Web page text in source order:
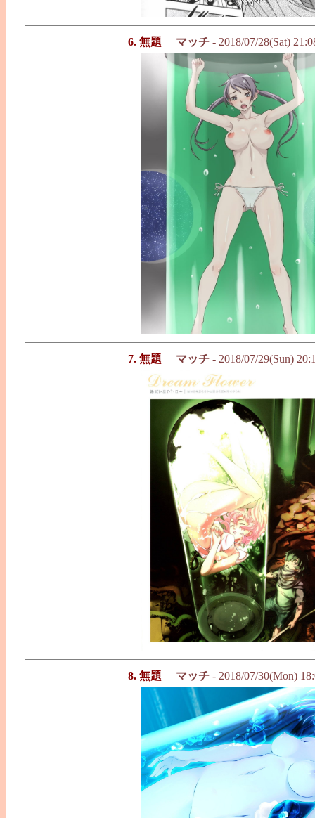
6. 無題 マッチ - 2018/07/28(Sat)
7. 無題 マッチ - 2018/07/29(Sun)
8. 無題 マッチ - 2018/07/30(Mon)